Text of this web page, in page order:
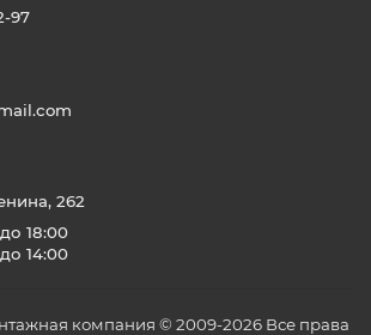
97
262
18:00
14:00
компания © 2009-2026 Все права